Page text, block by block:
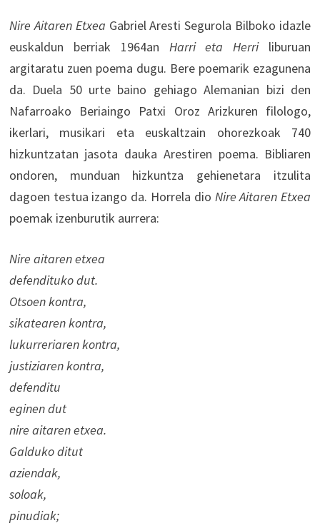
Nire Aitaren Etxea Gabriel Aresti Segurola Bilboko idazle
euskaldun berriak 1964an Harri eta Herriliburuan
argitaratu zuen poema dugu. Bere poemarik ezagunena
da. Duela 50 urte baino gehiago Alemanian bizi den
Nafarroako Beriaingo Patxi Oroz Arizkuren filologo,
ikerlari, musikari eta euskaltzain ohorezkoak 740
hizkuntzatan jasota dauka Arestiren poema. Bibliaren
ondoren, munduan hizkuntza gehienetara itzulita
dagoen testua izango da. Horrela dio Nire Aitaren Etxea
poemak izenburutik aurrera:
Nire aitaren etxea
defendituko dut.
Otsoen kontra,
sikatearen kontra,
lukurreriaren kontra,
justiziaren kontra,
defenditu
eginen dut
nire aitaren etxea.
Galduko ditut
aziendak,
soloak,
pinudiak;